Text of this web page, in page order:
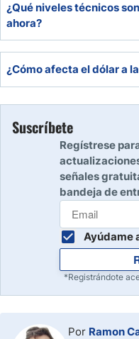
dólar tras datos
¿Qué niveles técnicos
ahora?
resistencia se sitúa en
alza abriría paso a los
¿Cómo afecta el dólar a
Un dólar débil suele
hace más atractivo para
Suscríbete
Regístrese
señales
bandeja de
Ayúdame
*Registrándote
Por Ramon